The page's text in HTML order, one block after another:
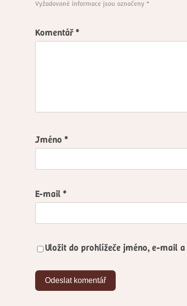
Vyžadované informace jsou označeny *
Komentář*
Jméno *
E-mail *
Uložit do prohlížeče jméno, e-mail